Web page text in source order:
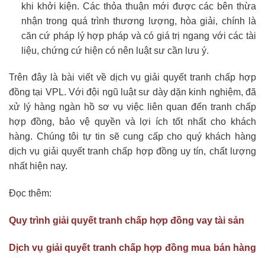
khi khởi kiện. Các thỏa thuận mới được các bên thừa
nhận trong quá trình thương lượng, hòa giải, chính là
căn cứ pháp lý hợp pháp và có giá trị ngang với các tài
liệu, chứng cứ hiện có nên luật sư cần lưu ý.
Trên đây là bài viết về dịch vụ giải quyết tranh chấp hợp
đồng tại VPL. Với đội ngũ luật sư dày dặn kinh nghiệm, đã
xử lý hàng ngàn hồ sơ vụ việc liên quan đến tranh chấp
hợp đồng, bảo vệ quyền và lợi ích tốt nhất cho khách
hàng. Chúng tôi tự tin sẽ cung cấp cho quý khách hàng
dịch vụ giải quyết tranh chấp hợp đồng uy tín, chất lượng
nhất hiện nay.
Đọc thêm:
Quy trình giải quyết tranh chấp hợp đồng vay tài sản
Dịch vụ giải quyết tranh chấp hợp đồng mua bán hàng